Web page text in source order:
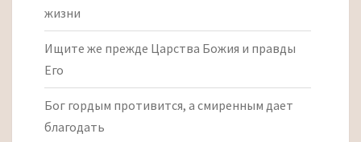
жизни
Ищите же прежде Царства Божия и правды
Его
Бог гордым противится, а смиренным дает
благодать